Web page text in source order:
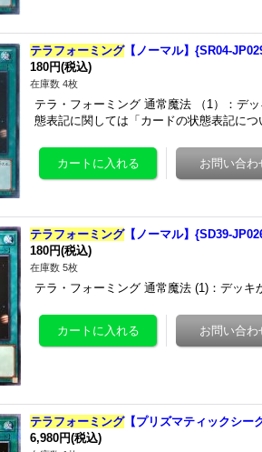
テラフォーミング【ノーマル】{SR04-
180円(税込)
在庫数 4枚
テラ・フォーミング 通常魔法 （1）：デ
態表記に関しては「カードの状態表記に
テラフォーミング【ノーマル】{SD39-
180円(税込)
在庫数 5枚
テラ・フォーミング 通常魔法 (1)：デッキ
テラフォーミング【プリズマティックシー
6,980円(税込)